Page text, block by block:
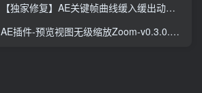
【独家修复】AE关键帧曲线缓入缓出动画调整预设JerryFlow V2.0.1
AE插件-预览视图无级缩放Zoom-v0.3.0.1-界面已汉化